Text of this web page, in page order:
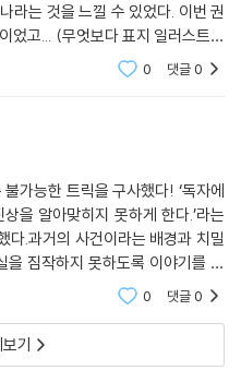
라는 것을 느낄 수 있었다. 이번 권
었고... (무엇보다 표지 일러스트가
0 댓글0
가능한 트릭을 구사했다! ‘독자에
을 알아맞히지 못하게 한다.’라는
다.과거의 사건이라는 배경과 치밀
짐작하지 못하도록 이야기를 끌
0 댓글0
기